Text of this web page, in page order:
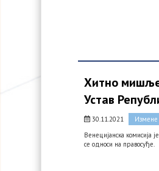
Хитно
Устав
30.11.2021
Измене
Венецијанска
се односи на правосуђе.